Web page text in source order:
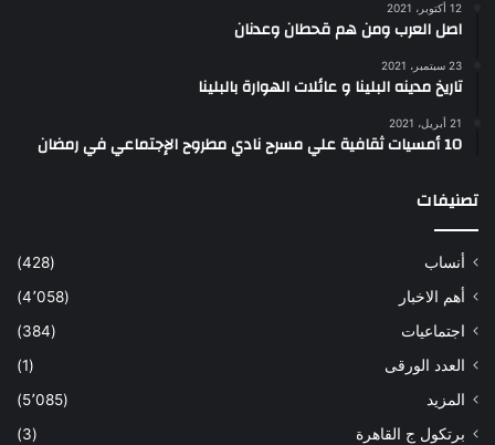
12 أكتوبر، 2021
اصل العرب ومن هم قحطان وعدنان
23 سبتمبر، 2021
تاريخ مدينه البلينا و عائلات الهوارة بالبلينا
21 أبريل، 2021
10 أمسيات ثقافية علي مسرح نادي مطروح الإجتماعي في رمضان
تصنيفات
أنساب
(428)
أهم الاخبار
(4٬058)
اجتماعيات
(384)
العدد الورقى
(1)
المزيد
(5٬085)
برتكول ج القاهرة
(3)